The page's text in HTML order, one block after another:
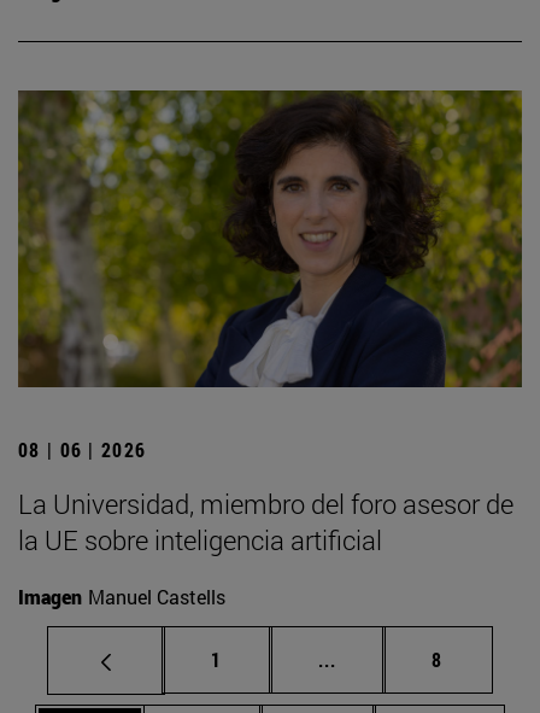
08 | 06 | 2026
La Universidad, miembro del foro asesor de
la UE sobre inteligencia artificial
Imagen Manuel Castells
Página
1 ... Páginas intermedias
Página
8